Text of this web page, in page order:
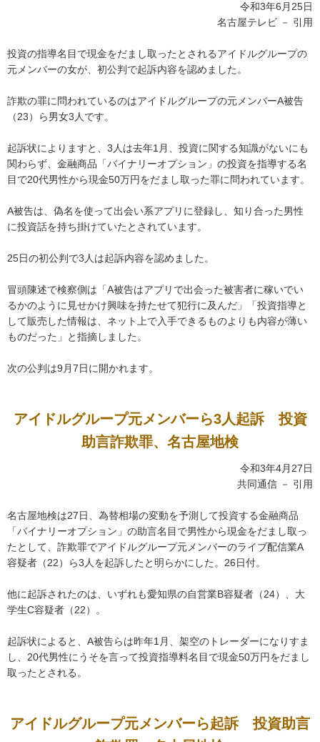
令和3年6月25日
名古屋テレビ － 引用
投資の指導名目で現金をだまし取ったとされるアイドルグループの
元メンバーの女が、初公判で起訴内容を認めました。
詐欺の罪に問われているのはアイドルグループの元メンバーA被告
（23）ら男女3人です。
起訴状によりますと、3人は去年1月、投資に関する知識がないにも
関わらず、金融商品「バイナリーオプション」の投資を指導する名
目で20代男性から現金50万円をだまし取った罪に問われています。
A被告は、偽名を使って出会い系アプリに登録し、知り合った男性
に投資話を持ち掛けていたとされています。
25日の初公判で3人は起訴内容を認めました。
冒頭陳述で検察側は「A被告はアプリで出会った被害者に稼いでい
るかのように見せかけ興味を持たせて犯行に及んだ」「投資指導と
して販売した情報は、ネット上で入手できるものよりも内容が薄い
ものだった」と指摘しました。
次の公判は9月7日に開かれます。
アイドルグループ元メンバーら3人起訴 投資
助言詐欺罪、名古屋地検
令和3年4月27日
共同通信 － 引用
名古屋地検は27日、為替相場の変動を予測して投資する金融商品
「バイナリーオプション」の助言名目で男性から現金をだまし取っ
たとして、詐欺罪でアイドルグループ元メンバーのライブ配信業A
容疑者（22）ら3人を起訴したと明らかにした。26日付。
他に起訴されたのは、いずれも愛知県の自営業B容疑者（24）、大
学生C容疑者（22）。
起訴状によると、A被告らは昨年1月、架空のトレーダーになりすま
し、20代男性にうそを言って投資指導料名目で現金50万円をだまし
取ったとされる。
アイドルグループ元メンバーら起訴 投資助言